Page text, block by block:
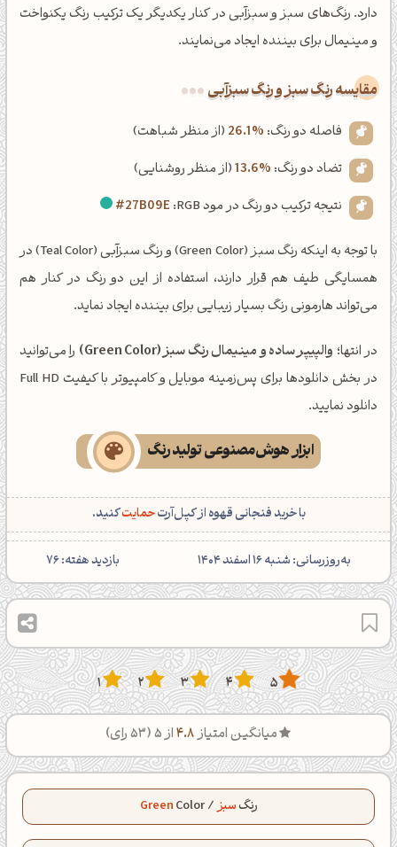
دارد. رنگ‌های سبز و سبزآبی در کنار یکدیگر یک ترکیب رنگ یکنواخت
و مینیمال برای بیننده ایجاد می‌نمایند.
‌مقایسه رنگ سبز و رنگ سبزآبی
فاصله دو رنگ: 26.1% (از منظر شباهت)
تضاد دو رنگ: 13.6%(از منظر روشنایی)
نتیجه ترکیب دو رنگ در مود RGB:
#27B09E
با توجه به اینکه رنگ سبز (Green Color) و رنگ سبزآبی (Teal Color) در
همسایگی طیف هم قرار دارند، استفاده از این دو رنگ در کنار هم
می‌تواند هارمونی رنگ بسیار زیبایی برای بیننده ایجاد نماید.
در انتها؛ والپیپر ساده و مینیمال رنگ سبز (Green Color)
را می‌توانید
در بخش دانلودها برای پس‌زمینه موبایل و کامپیوتر با کیفیت Full HD
دانلود نمایید.
ابزار هوش‌مصنوعی تولید رنگ
با خرید فنجانی قهوه از کپل‌آرتحمایتکنید.
‌به‌روزرسانی: شنبه 16 اسفند 1404 بازدید هفته:76
5
4
3
2
1
میانگین امتیاز4.8از 5 ( 53رای)
رنگسبز/
Color
Green